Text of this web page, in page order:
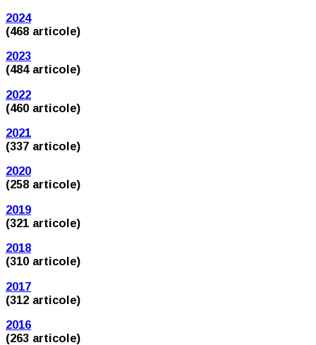
2024
(468 articole)
2023
(484 articole)
2022
(460 articole)
2021
(337 articole)
2020
(258 articole)
2019
(321 articole)
2018
(310 articole)
2017
(312 articole)
2016
(263 articole)